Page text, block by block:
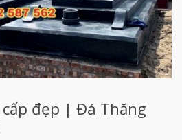
đẹp | Đá Thăng